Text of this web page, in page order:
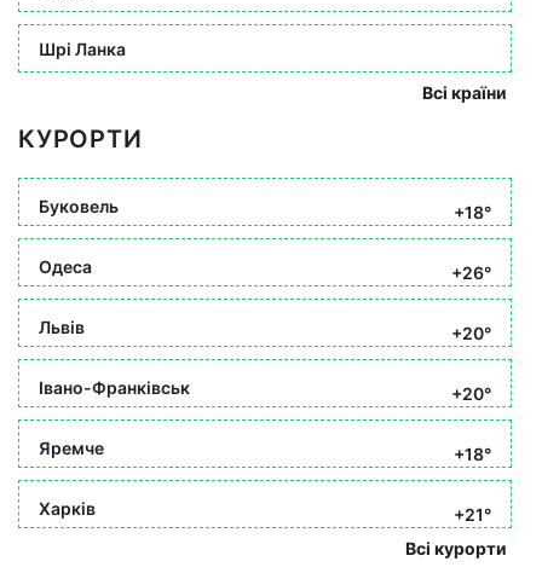
Шрі Ланка
Всі країни
КУРОРТИ
Буковель +18°
Одеса +26°
Львів +20°
Івано-Франківськ +20°
Яремче +18°
Харків
+21°
Всі курорти